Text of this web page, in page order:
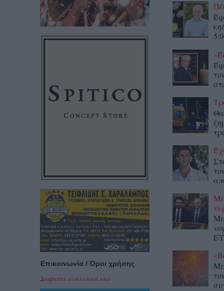
Με
Επικοινωνία / Όροι χρήσης
Διαβαστε αναλυτικά εδώ